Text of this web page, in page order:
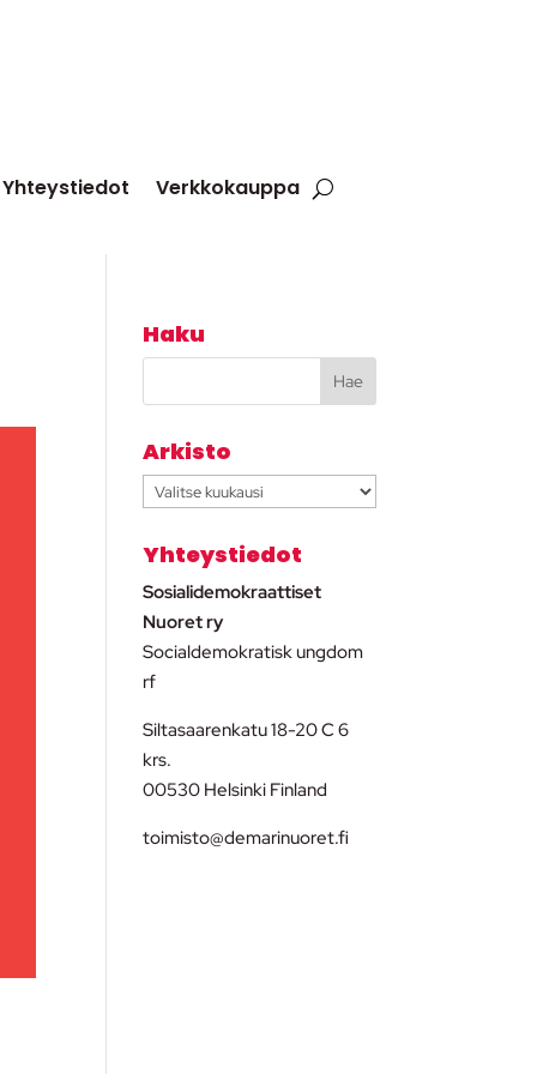
Yhteystiedot Verkkokauppa
Haku
Arkisto
Arkisto
Yhteystiedot
Sosialidemokraattiset
Nuoret ry
Socialdemokratisk ungdom
rf
Siltasaarenkatu 18-20 C 6
krs.
00530 Helsinki Finland
toimisto@demarinuoret.fi